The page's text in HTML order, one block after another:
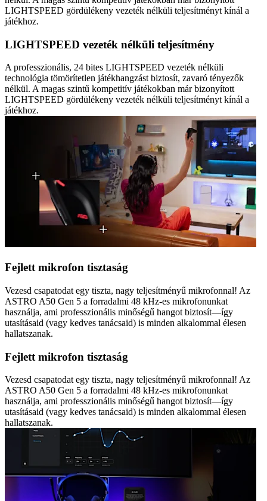
LIGHTSPEED gördülékeny vezeték nélküli teljesítményt kínál a
játékhoz.
LIGHTSPEED vezeték nélküli teljesítmény
A professzionális, 24 bites LIGHTSPEED vezeték nélküli
technológia tömörítetlen játékhangzást biztosít, zavaró tényezők
nélkül. A magas szintű kompetitív játékokban már bizonyított
LIGHTSPEED gördülékeny vezeték nélküli teljesítményt kínál a
játékhoz.
Fejlett mikrofon tisztaság
Vezesd csapatodat egy tiszta, nagy teljesítményű mikrofonnal! Az
ASTRO A50 Gen 5 a forradalmi 48 kHz-es mikrofonunkat
használja, ami professzionális minőségű hangot biztosít—így
utasításaid (vagy kedves tanácsaid) is minden alkalommal élesen
hallatszanak.
Fejlett mikrofon tisztaság
Vezesd csapatodat egy tiszta, nagy teljesítményű mikrofonnal! Az
ASTRO A50 Gen 5 a forradalmi 48 kHz-es mikrofonunkat
használja, ami professzionális minőségű hangot biztosít—így
utasításaid (vagy kedves tanácsaid) is minden alkalommal élesen
hallatszanak.